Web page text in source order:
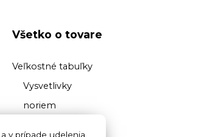
Všetko o tovare
Veľkostné tabuľky
Vysvetlivky
noriem
v prípade udelenia